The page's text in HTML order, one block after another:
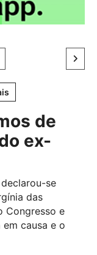
de
ex-
se
das
Congresso e
causa e o